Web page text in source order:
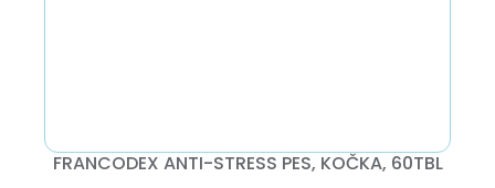
FRANCODEX ANTI-STRESS PES, KOČKA, 60TBL